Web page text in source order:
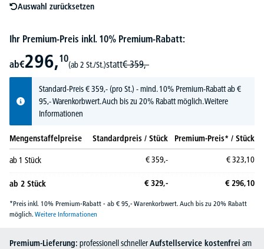
Auswahl zurücksetzen
Ihr Premium-Preis inkl. 10% Premium-Rabatt:
ab€296,10
(ab 2 St./St.)statt€ 359,-
Standard-Preis€359,-(pro St.) - mind. 10% Premium-Rabatt ab €
95,- Warenkorbwert. Auch bis zu 20% Rabatt möglich.Weitere
Informationen
Mengenstaffelpreise Standardpreis / Stück Premium-Preis* / Stück
ab 1 Stück €359,- €323,10
ab 2 Stück € 329,- € 296,10
*Preis inkl. 10% Premium-Rabatt - ab € 95,- Warenkorbwert. Auch bis zu 20% Rabatt
möglich. Weitere Informationen
Premium-Lieferung: professionell schnellerAufstellservice kostenfrei am